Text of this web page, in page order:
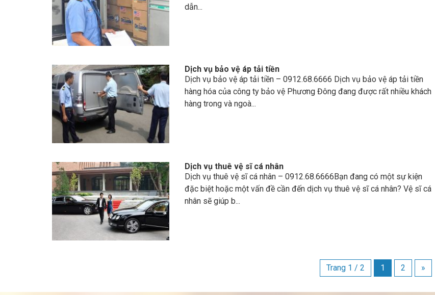
dẫn...
Dịch vụ bảo vệ áp tải tiền
Dịch vụ bảo vệ áp tải tiền – 0912.68.6666 Dịch vụ bảo vệ áp tải tiền
hàng hóa của công ty bảo vệ Phương Đông đang được rất nhiều khách
hàng trong và ngoà...
Dịch vụ thuê vệ sĩ cá nhân
Dịch vụ thuê vệ sĩ cá nhân – 0912.68.6666Bạn đang có một sự kiện
đặc biệt hoặc một vấn đề cần đến dịch vụ thuê vệ sĩ cá nhân? Vệ sĩ cá
nhân sẽ giúp b...
Trang 1 / 2 1 2 »